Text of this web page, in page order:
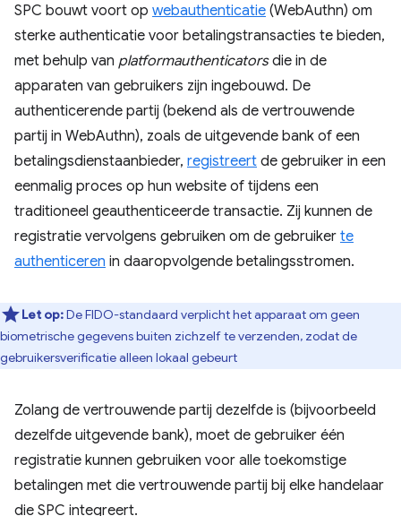
SPC bouwt voort op webauthenticatie (WebAuthn) om
sterke authenticatie voor betalingstransacties te bieden,
met behulp van platformauthenticatorsdie in de
apparaten van gebruikers zijn ingebouwd. De
authenticerende partij (bekend als de vertrouwende
partij in WebAuthn), zoals de uitgevende bank of een
betalingsdienstaanbieder, registreert de gebruiker in een
eenmalig proces op hun website of tijdens een
traditioneel geauthenticeerde transactie. Zij kunnen de
registratie vervolgens gebruiken om de gebruiker te
authenticeren in daaropvolgende betalingsstromen.
Let op:De FIDO-standaard verplicht het apparaat om geen
biometrische gegevens buiten zichzelf te verzenden, zodat de
gebruikersverificatie alleen lokaal gebeurt
Zolang de vertrouwende partij dezelfde is (bijvoorbeeld
dezelfde uitgevende bank), moet de gebruiker één
registratie kunnen gebruiken voor alle toekomstige
betalingen met die vertrouwende partij bij elke handelaar
die SPC integreert.